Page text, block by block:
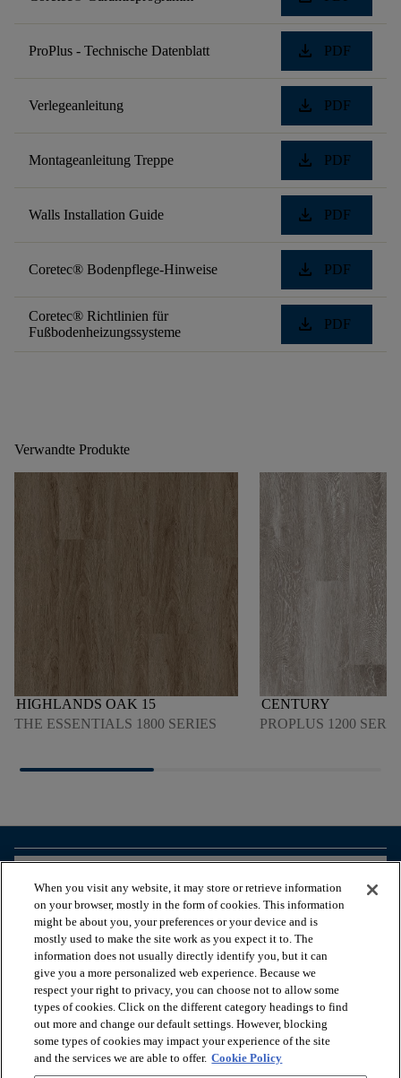
ProPlus - Technische Datenblatt download PDF
Verlegeanleitung download PDF
Montageanleitung Treppe download PDF
Walls Installation Guide download PDF
Coretec® Bodenpflege-Hinweise download PDF
Coretec® Richtlinien für
Fußbodenheizungssysteme
download PDF
Verwandte Produkte
HIGHLANDS OAK 15
THE ESSENTIALS 1800 SERIES
CENTURY
PROPLUS 1200
NÜTZLICHE TOOLS
UNSERE DIENSTLEISTUNGEN
ÜBER UNS
When you visit any website, it may store or retrieve information
on your browser, mostly in the form of cookies. This information
might be about you, your preferences or your device and is
mostly used to make the site work as you expect it to. The
information does not usually directly identify you, but it can
give you a more personalized web experience. Because we
respect your right to privacy, you can choose not to allow some
types of cookies. Click on the different category headings to find
out more and change our default settings. However, blocking
some types of cookies may impact your experience of the site
and the services we are able to offer. Cookie Policy